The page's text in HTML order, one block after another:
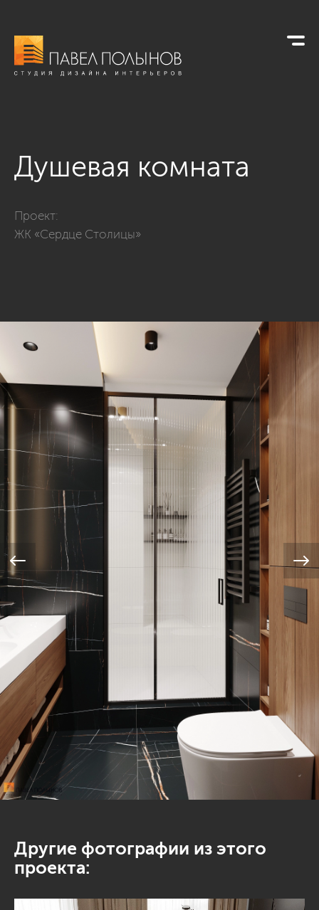
Душевая комната
Проект:
ЖК «Сердце Столицы»
Другие фотографии из этого
проекта: